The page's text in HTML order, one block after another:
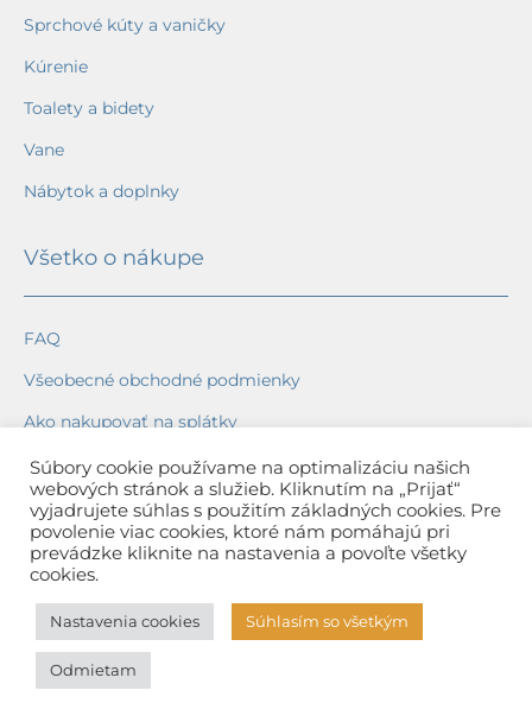
Sprchové kúty a vaničky
Kúrenie
Toalety a bidety
Vane
Nábytok a doplnky
Všetko o nákupe
FAQ
Všeobecné obchodné podmienky
Ako nakupovať na splátky
Ochrana osobných údajov
Reklamačný poriadok
Spôsob a cena dopravy
Spôsob platby
Záruka na tovar
Súbory cookie používame na optimalizáciu našich
webových stránok a služieb. Kliknutím na „Prijať“
vyjadrujete súhlas s použitím základných cookies. Pre
povolenie viac cookies, ktoré nám pomáhajú pri
prevádzke kliknite na nastavenia a povoľte všetky
cookies.
Nastavenia cookies Súhlasím so všetkým
Odmietam